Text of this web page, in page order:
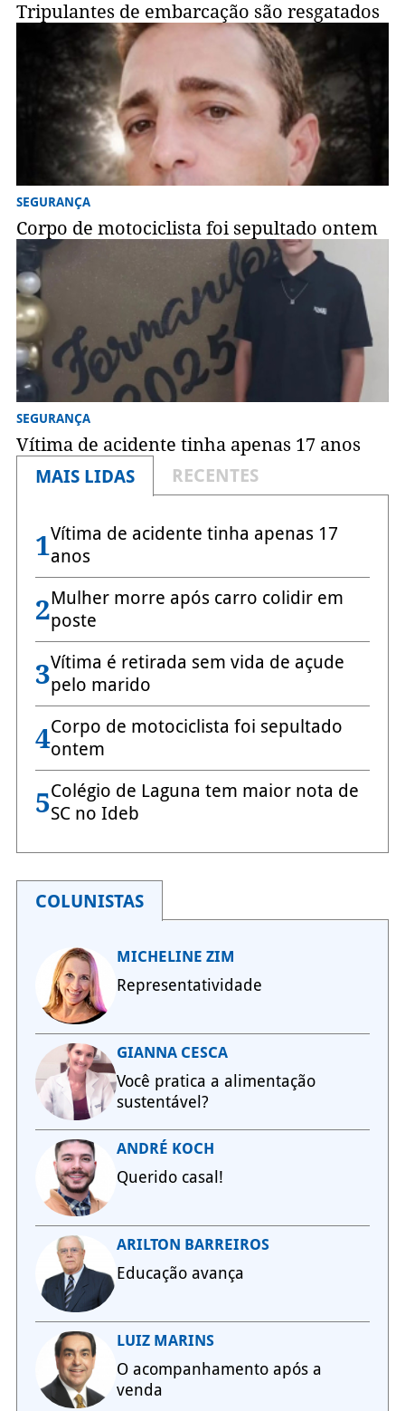
Tripulantes de embarcação são resgatados
SEGURANÇA
Corpo de motociclista foi sepultado ontem
SEGURANÇA
Vítima de acidente tinha apenas 17 anos
MAIS LIDAS
RECENTES
1Vítima de acidente tinha apenas 17
anos
2Mulher morre após carro colidir em
poste
3Vítima é retirada sem vida de açude
pelo marido
4Corpo de motociclista foi sepultado
ontem
5Colégio de Laguna tem maior nota de
SC no Ideb
COLUNISTAS
MICHELINE ZIM
Representatividade
GIANNA CESCA
Você pratica a alimentação
sustentável?
ANDRÉ KOCH
Querido casal!
ARILTON BARREIROS
Educação avança
LUIZ MARINS
O acompanhamento após a
venda